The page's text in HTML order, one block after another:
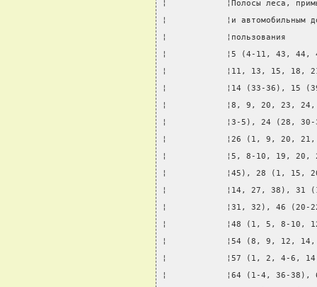
¦            ¦Полосы леса,
¦            ¦и
¦
¦            ¦5 (4-11, 43, 44,
¦            ¦11, 13, 15, 18,
¦            ¦14 (33-36), 15
¦            ¦8, 9, 20, 23,
¦            ¦3-5), 24 (28,
¦            ¦26 (1, 9, 20,
¦            ¦5, 8-10, 19,
¦            ¦45), 28 (1, 15,
¦            ¦14, 27, 38), 31
¦            ¦31, 32), 46
¦            ¦48 (1, 5, 8-10,
¦            ¦54 (8, 9, 12,
¦            ¦57 (1, 2, 4-6,
¦            ¦64 (1-4, 36-